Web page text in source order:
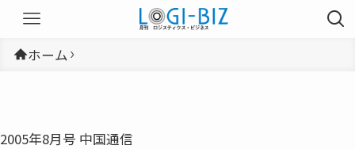
ホーム
2005年8月号 中国通信